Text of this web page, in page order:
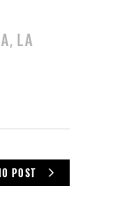
, LA
POST